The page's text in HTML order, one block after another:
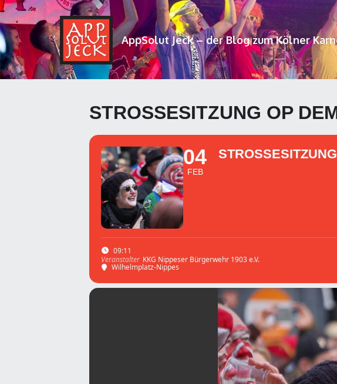
AppSolut Jeck – der Blog zum Kölner
STROSSESITZUNG OP
09:11
Veranstalter KKG Nippeser Bürgerwehr 1903 e.V.
Wilhelmplatz-Nippes
04
FEB